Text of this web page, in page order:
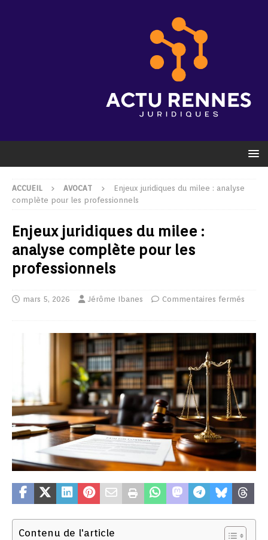
ACCUEIL AVOCAT
Enjeux juridiques du milee : analyse
complète pour les professionnels
Enjeux juridiques du milee :
analyse complète pour les
professionnels
mars 5, 2026 Jérôme Ibanes Commentaires fermés
Contenu de l'article